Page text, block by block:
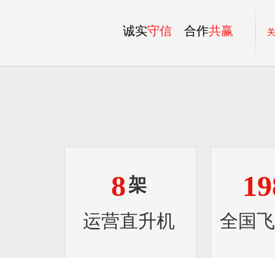
诚实守信 合作共赢
8架
运营直升机
全国